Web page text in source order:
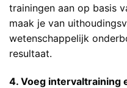
trainingen aan op basis
maak je van
wetenschappelijk
resultaat.
4. Voeg intervaltraining